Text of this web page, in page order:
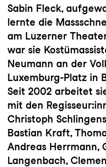
Sabin Fleck,
lernte die
am Luzerner
war sie
Neumann an der
Luxemburg-Platz in
Seit 2002 arbeitet
mit den
Christoph
Bastian Kraft,
Andreas Herrmann,
Langenbach,